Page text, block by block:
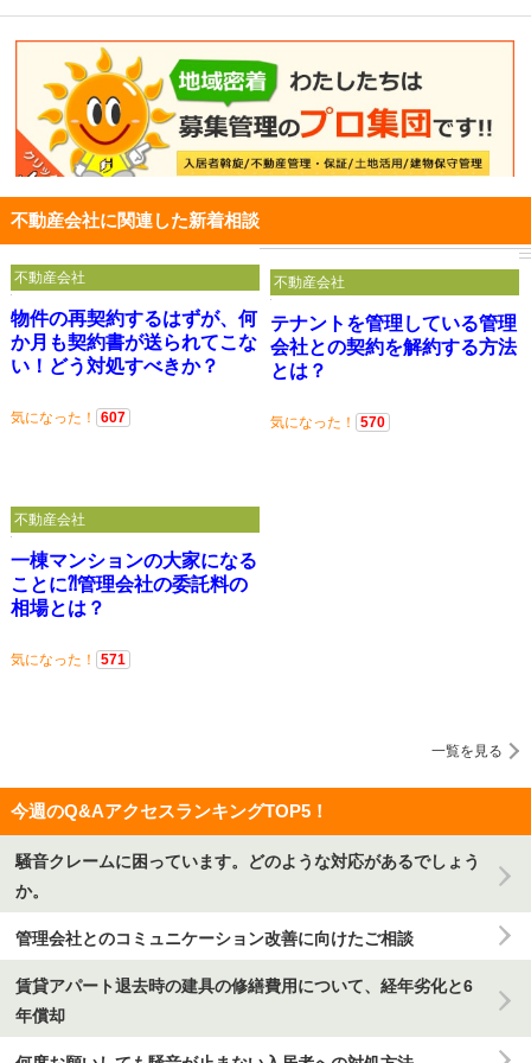
不動産会社に関連した新着相談
物件の再契約するはずが、何
か月も契約書が送られてこな
い！どう対処すべきか？
気になった！ 607
不動産会社
テナントを管理している管理
会社との契約を解約する方法
とは？
気になった！ 570
不動産会社
一棟マンションの大家になる
ことに⁈管理会社の委託料の
相場とは？
気になった！ 571
不動産会社
一覧を見る
今週のQ&AアクセスランキングTOP5！
騒音クレームに困っています。どのような対応があるでしょう
か。
管理会社とのコミュニケーション改善に向けたご相談
賃貸アパート退去時の建具の修繕費用について、経年劣化と6
年償却